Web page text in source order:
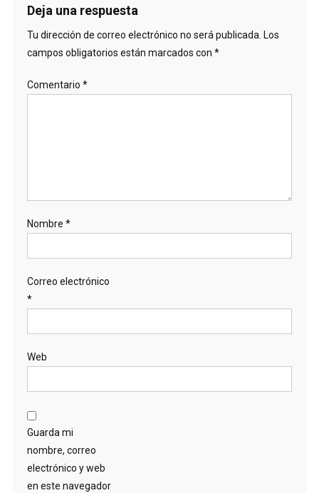
Deja una respuesta
Tu dirección de correo electrónico no será publicada. Los
campos obligatorios están marcados con *
Comentario *
Nombre *
Correo electrónico
*
Web
Guarda mi
nombre, correo
electrónico y web
en este navegador